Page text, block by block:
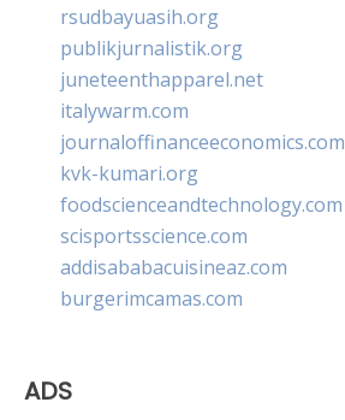
rsudbayuasih.org
publikjurnalistik.org
juneteenthapparel.net
italywarm.com
journaloffinanceeconomics.com
kvk-kumari.org
foodscienceandtechnology.com
scisportsscience.com
addisababacuisineaz.com
burgerimcamas.com
ADS